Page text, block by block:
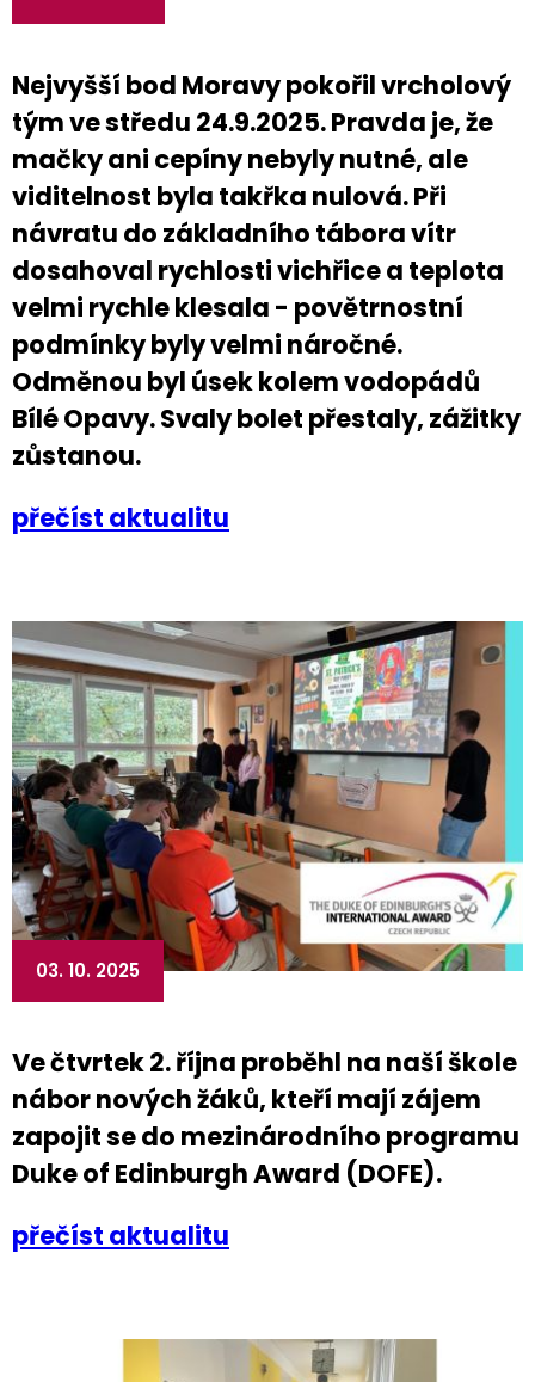
Nejvyšší bod Moravy pokořil vrcholový
tým ve středu 24.9.2025. Pravda je, že
mačky ani cepíny nebyly nutné, ale
viditelnost byla takřka nulová. Při
návratu do základního tábora vítr
dosahoval rychlosti vichřice a teplota
velmi rychle klesala - povětrnostní
podmínky byly velmi náročné.
Odměnou byl úsek kolem vodopádů
Bílé Opavy. Svaly bolet přestaly, zážitky
zůstanou.
přečíst aktualitu
03. 10. 2025
Ve čtvrtek 2. října proběhl na naší škole
nábor nových žáků, kteří mají zájem
zapojit se do mezinárodního programu
Duke of Edinburgh Award (DOFE).
přečíst aktualitu